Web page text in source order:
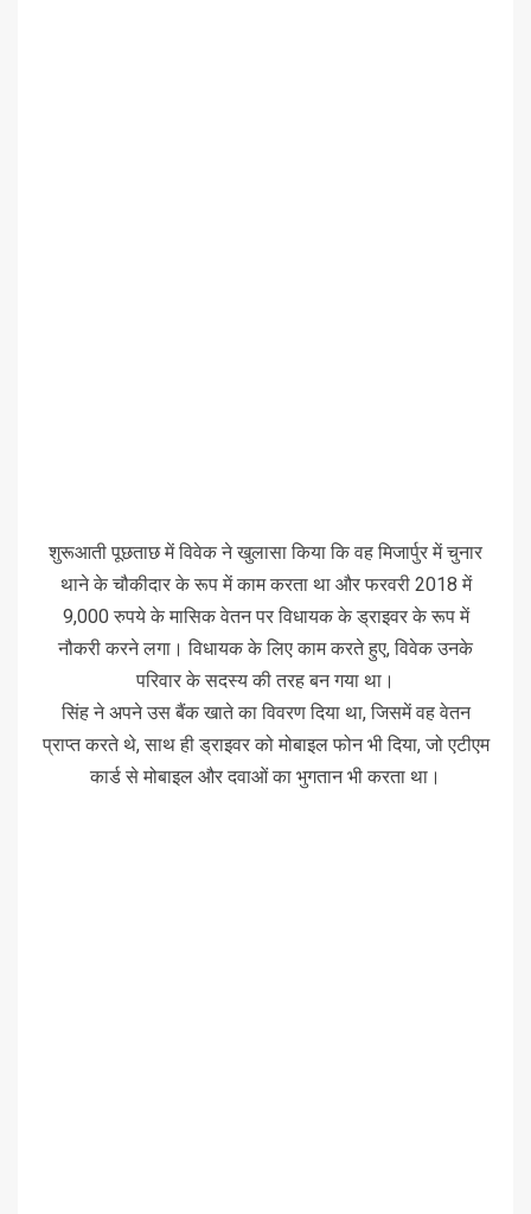
शुरूआती पूछताछ में विवेक ने खुलासा किया कि वह मिजार्पुर में चुनार
थाने के चौकीदार के रूप में काम करता था और फरवरी 2018 में
9,000 रुपये के मासिक वेतन पर विधायक के ड्राइवर के रूप में
नौकरी करने लगा। विधायक के लिए काम करते हुए, विवेक उनके
परिवार के सदस्य की तरह बन गया था।
सिंह ने अपने उस बैंक खाते का विवरण दिया था, जिसमें वह वेतन
प्राप्त करते थे, साथ ही ड्राइवर को मोबाइल फोन भी दिया, जो एटीएम
कार्ड से मोबाइल और दवाओं का भुगतान भी करता था।